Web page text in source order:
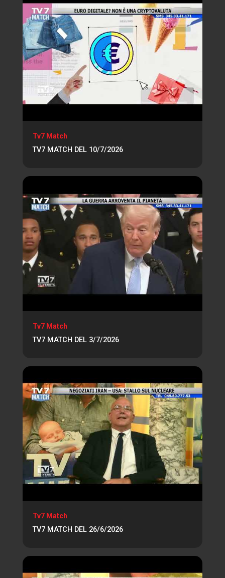
Tv7 Match
TV7 MATCH DEL 10/7/2026
Tv7 Match
TV7 MATCH DEL 3/7/2026
Tv7 Match
TV7 MATCH DEL 26/6/2026